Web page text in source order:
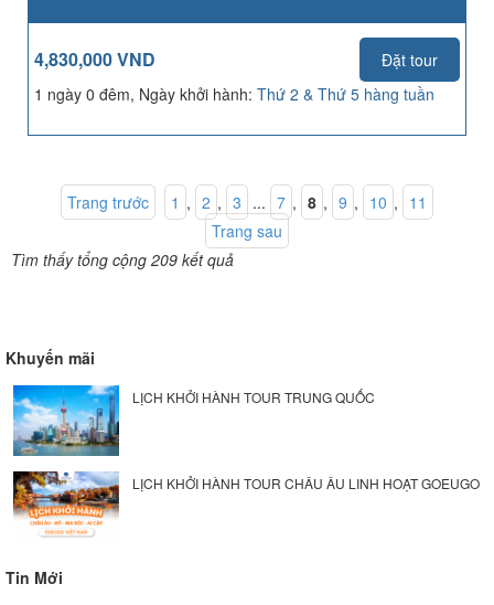
4,830,000 VND
Đặt tour
1 ngày 0 đêm, Ngày khởi hành: Thứ 2 & Thứ 5 hàng tuần
Trang trước 1 , 2 , 3 ... 7 , 8 , 9 , 10 , 11
Trang sau
Tìm thấy tổng cộng 209 kết quả
Khuyến mãi
LỊCH KHỞI HÀNH TOUR TRUNG QUỐC
LỊCH KHỞI HÀNH TOUR CHÂU ÂU LINH HOẠT GOEUGO
Tin Mới